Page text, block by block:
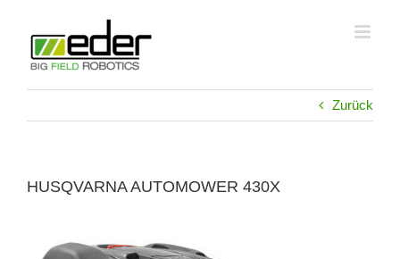
springen
Zurück
HUSQVARNA AUTOMOWER 430X